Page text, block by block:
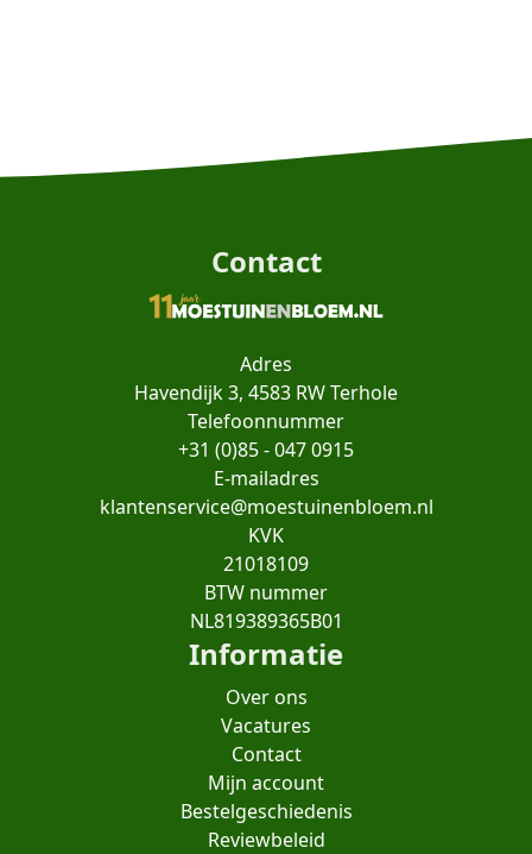
Contact
Adres
Havendijk 3, 4583 RW Terhole
Telefoonnummer
+31 (0)85 - 047 0915
E-mailadres
klantenservice@moestuinenbloem.nl
KVK
21018109
BTW nummer
NL819389365B01
Informatie
Over ons
Vacatures
Contact
Mijn account
Bestelgeschiedenis
Reviewbeleid